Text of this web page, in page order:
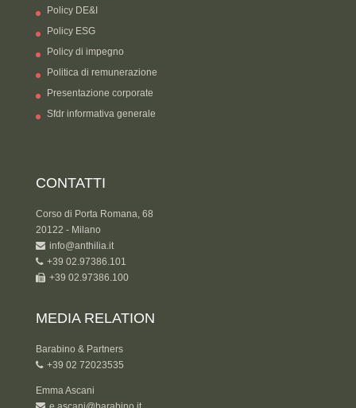
Policy DE&I
Policy ESG
Policy di impegno
Politica di remunerazione
Presentazione corporate
Sfdr informativa generale
CONTATTI
Corso di Porta Romana, 68
20122 - Milano
info@anthilia.it
+39 02.97386.101
+39 02.97386.100
MEDIA RELATION
Barabino & Partners
+39 02 72023535
Emma Ascani